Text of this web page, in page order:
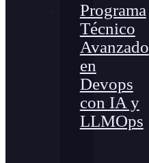
Programa
Técnico
Avanzado
en
Devops
con IA y
LLMOps